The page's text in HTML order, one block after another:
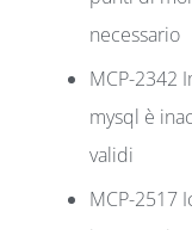
necessario
MCP-2342
mysql è
validi
MCP-2517